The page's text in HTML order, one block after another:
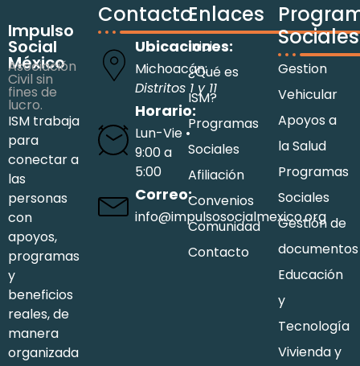
Impulso
Social
México
Asociación
Civil sin
fines de
lucro.
ISM trabaja
para
conectar a
las
personas
con
apoyos,
programas
y
beneficios
reales, de
manera
organizada
Contacto
Ubicaciones:
Michoacán:
Distritos 1 y 11
Horario:
Lun-Vie •
9:00 a
5:00
Correo:
info@impulsosocialmexico.org
Enlaces
Inicio
¿Qué es
ISM?
Programas
Sociales
Afiliación
Convenios
Comunidad
Contacto
Sociales
Gestion
Vehicular
Apoyos a
la Salud
Programas
Sociales
Gestión de
documentos
Educación
y
Tecnología
Vivienda y